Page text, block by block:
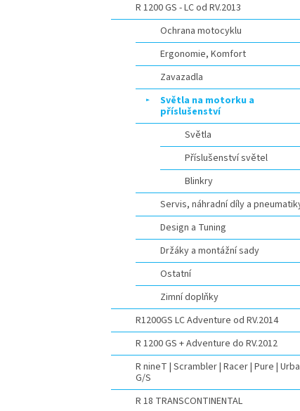
R 1200 GS - LC od RV.2013
Ochrana motocyklu
Ergonomie, Komfort
Zavazadla
Světla na motorku a
příslušenství
Světla
Příslušenství světel
Blinkry
Servis, náhradní díly a
Design a Tuning
Držáky a montážní sady
Ostatní
Zimní doplňky
R1200GS LC Adventure od RV.2014
R 1200 GS + Adventure do RV.2012
R nineT | Scrambler | Racer | Pure |
G/S
R 18 TRANSCONTINENTAL